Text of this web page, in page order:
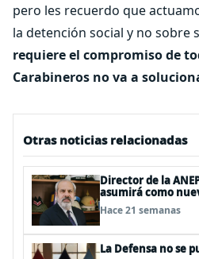
pero les recuerdo que
la detención social y no sobre
requiere el compromiso de
Carabineros no va a
Otras noticias relacionadas
Director de la
asumirá como
Hace 21 semanas
La Defensa no se